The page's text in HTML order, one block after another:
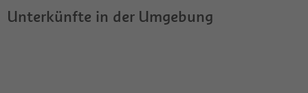
Unterkünfte in der Umgebung